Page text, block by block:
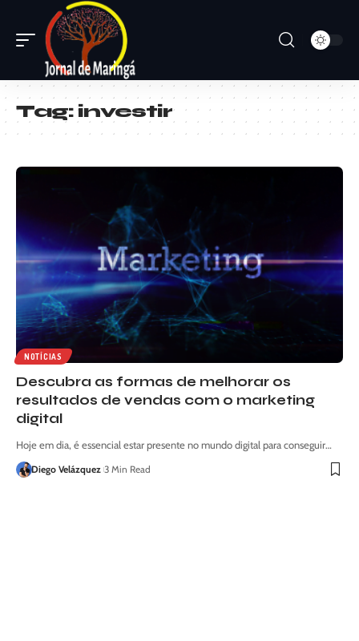
Tag:investir
NOTÍCIAS
Descubra as formas de melhorar os
resultados de vendas com o marketing
digital
Hoje em dia, é essencial estar presente no mundo digital para conseguir…
Diego Velázquez 3 Min Read